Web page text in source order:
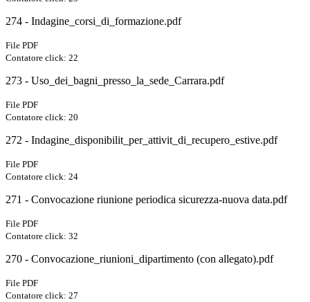
274 - Indagine_corsi_di_formazione.pdf
File PDF
Contatore click: 22
273 - Uso_dei_bagni_presso_la_sede_Carrara.pdf
File PDF
Contatore click: 20
272 - Indagine_disponibilit_per_attivit_di_recupero_estive.pdf
File PDF
Contatore click: 24
271 - Convocazione riunione periodica sicurezza-nuova data.pdf
File PDF
Contatore click: 32
270 - Convocazione_riunioni_dipartimento (con allegato).pdf
File PDF
Contatore click: 27